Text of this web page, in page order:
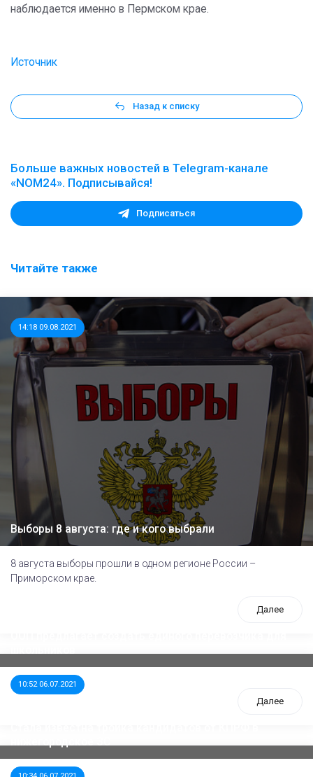
наблюдается именно в Пермском крае.
Источник
Назад к списку
Больше важных новостей в Telegram-канале
«NOM24». Подписывайся!
Подписаться
Читайте также
14:18 09.08.2021
Выборы 8 августа: где и кого выбрали
8 августа выборы прошли в одном регионе России –
Приморском крае.
Далее
10:52 06.07.2021
Далее